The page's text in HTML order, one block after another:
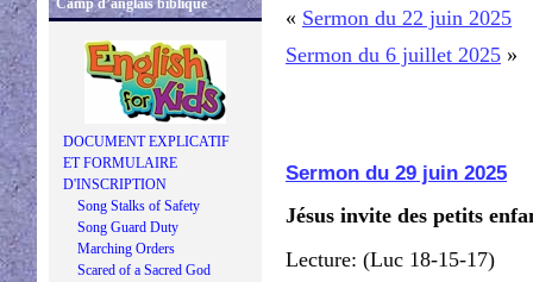
Camp d’anglais biblique
DOCUMENT EXPLICATIF
ET FORMULAIRE
D'INSCRIPTION
Song Stalks of Safety
Song Guard Duty
Marching Orders
Scared of a Sacred God
« Sermon du 22 juin 2025
Sermon du 6 juillet 2025 »
Sermon du 29 juin 2025
Jésus invite des petits
Lecture: (Luc 18-15-17)